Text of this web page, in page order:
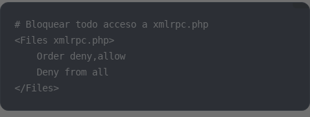
# Bloquear todo acceso a xmlrpc.php
<Files xmlrpc.php>
    Order deny,allow
    Deny from all
</Files>